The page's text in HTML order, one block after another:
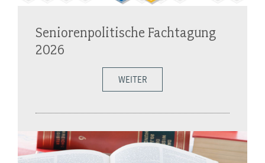
Seniorenpolitische Fachtagung
2026
WEITER